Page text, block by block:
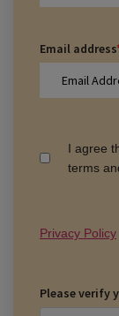
Email address
I agree
terms
Privacy Policy
Please verify